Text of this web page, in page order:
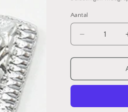
Aantal
Aantal
verlagen
voor